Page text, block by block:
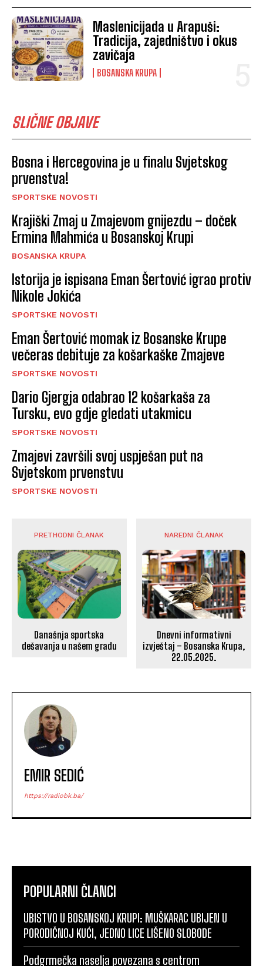
Maslenicijada u Arapuši:
Tradicija, zajedništvo i okus
zavičaja
BOSANSKA KRUPA
SLIČNE OBJAVE
Bosna i Hercegovina je u finalu Svjetskog
prvenstva!
SPORTSKE NOVOSTI
Krajiški Zmaj u Zmajevom gnijezdu – doček
Ermina Mahmića u Bosanskoj Krupi
BOSANSKA KRUPA
Istorija je ispisana Eman Šertović igrao protiv
Nikole Jokića
SPORTSKE NOVOSTI
Eman Šertović momak iz Bosanske Krupe
večeras debituje za košarkaške Zmajeve
SPORTSKE NOVOSTI
Dario Gjergja odabrao 12 košarkaša za
Tursku, evo gdje gledati utakmicu
SPORTSKE NOVOSTI
Zmajevi završili svoj uspješan put na
Svjetskom prvenstvu
SPORTSKE NOVOSTI
PRETHODNI ČLANAK
Današnja sportska
dešavanja u našem gradu
NAREDNI ČLANAK
Dnevni informativni
izvještaj – Bosanska Krupa,
22.05.2025.
EMIR SEDIĆ
https://radiobk.ba/
POPULARNI ČLANCI
UBISTVO U BOSANSKOJ KRUPI: MUŠKARAC UBIJEN U
PORODIČNOJ KUĆI, JEDNO LICE LIŠENO SLOBODE
Podgrmečka naselja povezana s centrom